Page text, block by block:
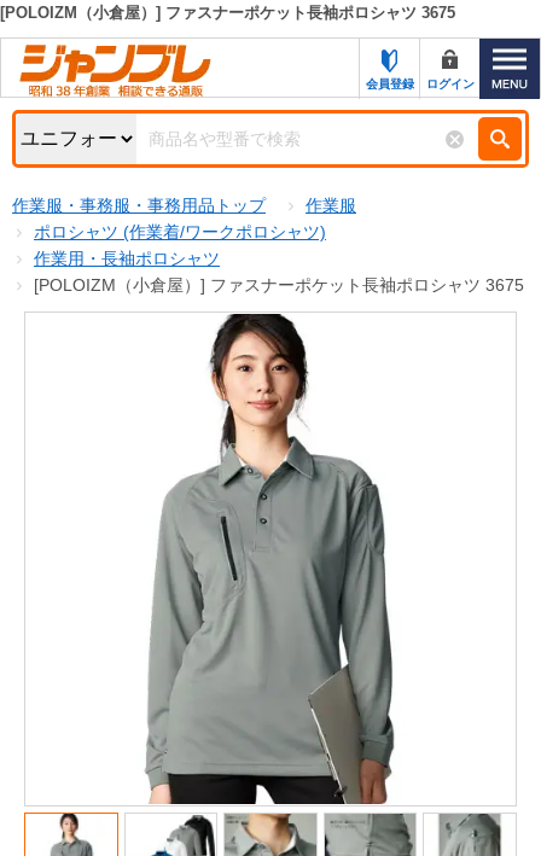
カテゴリー一覧
お知らせ
特集・キャンペーン一覧
初めての方へ
お問い合わせ
サポート＆ヘルプ
FAX注文用紙の印刷
ジャンブレの特長
新規登録キャンペーン
名入れ刺繍
メーカーカタログ一覧
試着サンプル無料貸し出し
キーワード検索
検索条件
商品カテゴリから選ぶ
販売価格(税抜き)で絞る
円から
円まで
[POLOIZM（小倉屋）] ファスナーポケット長袖ポロシャツ 3675
会員登録 ログイン
作業服・事務服・事務用品トップ
作業服
ポロシャツ (作業着/ワークポロシャツ)
作業用・長袖ポロシャツ
[POLOIZM（小倉屋）] ファスナーポケット長袖ポロシャツ 3675